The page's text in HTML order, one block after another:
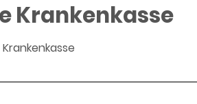
Krankenkasse